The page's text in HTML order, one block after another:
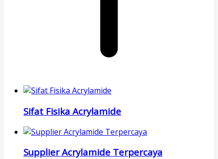
Sifat Fisika Acrylamide
Supplier Acrylamide Terpercaya